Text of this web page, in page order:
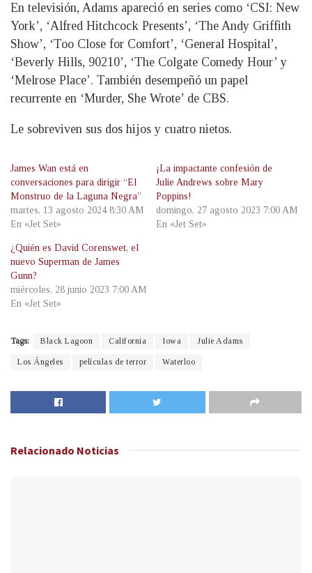
En televisión, Adams apareció en series como ‘CSI: New
York’, ‘Alfred Hitchcock Presents’, ‘The Andy Griffith
Show’, ‘Too Close for Comfort’, ‘General Hospital’,
‘Beverly Hills, 90210’, ‘The Colgate Comedy Hour’ y
‘Melrose Place’. También desempeñó un papel
recurrente en ‘Murder, She Wrote’ de CBS.
Le sobreviven sus dos hijos y cuatro nietos.
James Wan está en
conversaciones para dirigir “El
Monstruo de la Laguna Negra”
martes, 13 agosto 2024 8:30 AM
En «Jet Set»
¡La impactante confesión de
Julie Andrews sobre Mary
Poppins!
domingo, 27 agosto 2023 7:00 AM
En «Jet Set»
¿Quién es David Corenswet, el
nuevo Superman de James
Gunn?
miércoles, 28 junio 2023 7:00 AM
En «Jet Set»
Tags: Black Lagoon California Iowa Julie Adams
Los Ángeles películas de terror Waterloo
Relacionado Noticias